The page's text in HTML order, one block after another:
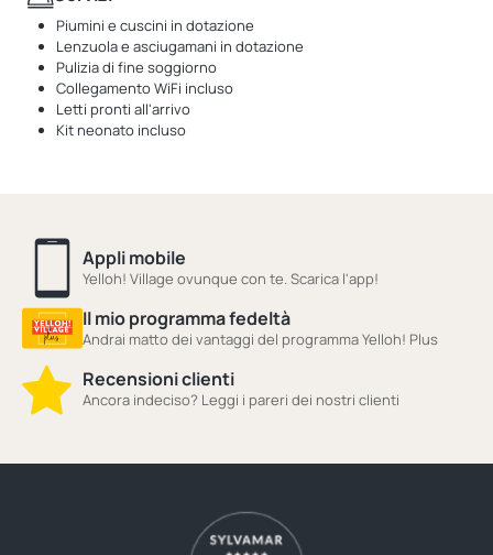
Piumini e cuscini in dotazione
Lenzuola e asciugamani in dotazione
Pulizia di fine soggiorno
Collegamento WiFi incluso
Letti pronti all'arrivo
Kit neonato incluso
Appli mobile
Yelloh! Village ovunque con te. Scarica l'app!
Il mio programma fedeltà
Andrai matto dei vantaggi del programma Yelloh! Plus
Recensioni clienti
Ancora indeciso? Leggi i pareri dei nostri clienti